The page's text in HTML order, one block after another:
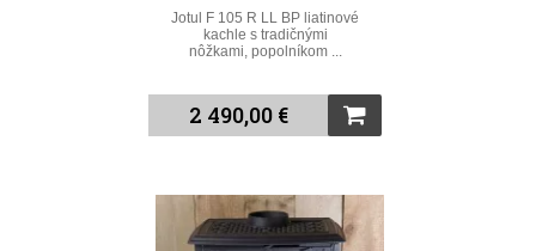
Jotul F 105 R LL BP liatinové
kachle s tradičnými
nôžkami, popolníkom ...
2 490,00 €